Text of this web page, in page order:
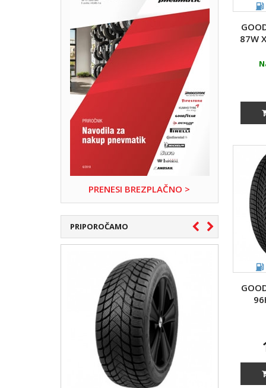
87W
PRENESI BREZPLAČNO >
PRIPOROČAMO